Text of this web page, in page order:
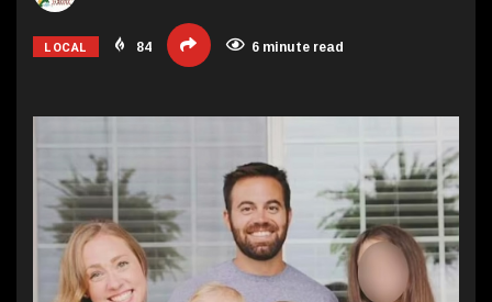
LOCAL 84 6 minute read